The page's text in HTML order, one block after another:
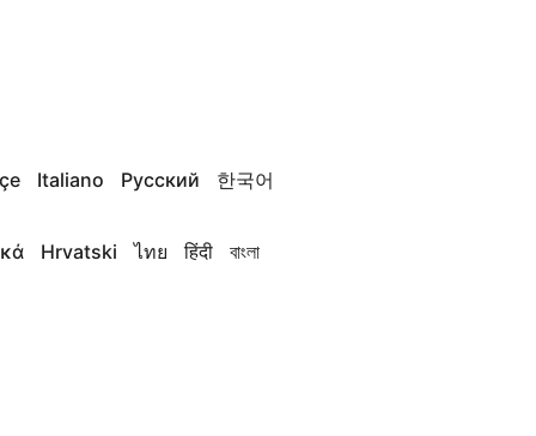
Italiano Русский 한국어
Hrvatski ไทย हिंदी বাংলা